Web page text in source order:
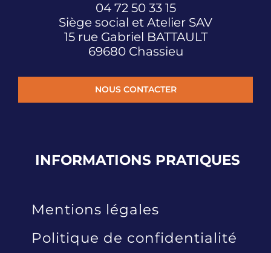
04 72 50 33 15
Siège social et Atelier SAV
15 rue Gabriel BATTAULT
69680 Chassieu
NOUS CONTACTER
INFORMATIONS PRATIQUES
Mentions légales
Politique de confidentialité